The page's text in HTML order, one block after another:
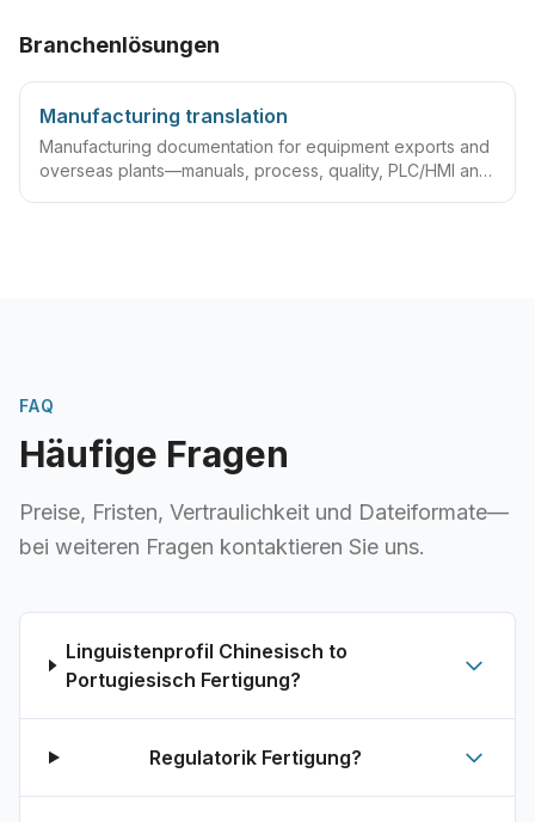
Branchenlösungen
Manufacturing translation
Manufacturing documentation for equipment exports and
overseas plants—manuals, process, quality, PLC/HMI and
FAQ
Häufige Fragen
Preise, Fristen, Vertraulichkeit und Dateiformate—
bei weiteren Fragen kontaktieren Sie uns.
Linguistenprofil Chinesisch to
Portugiesisch Fertigung?
Regulatorik Fertigung?